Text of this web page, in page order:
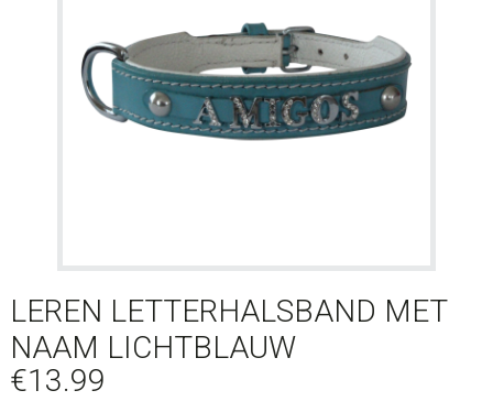
LEREN LETTERHALSBAND MET
NAAM LICHTBLAUW
€13.99